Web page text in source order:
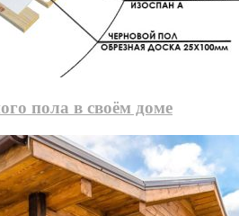
пола в своём доме